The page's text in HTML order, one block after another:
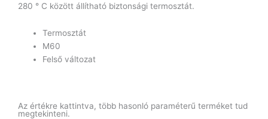
280 ° C között állítható biztonsági termosztát.
Termosztát
M60
Felső változat
Az értékre kattintva, több hasonló paraméterű terméket tud
megtekinteni.